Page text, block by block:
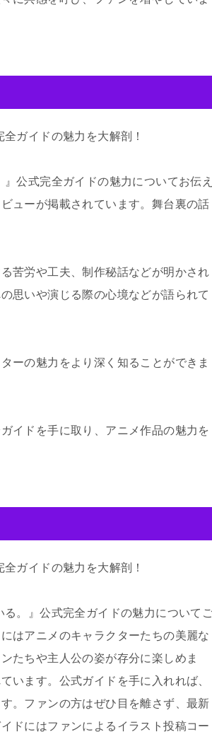
ガイドの魅力を大解剖！
公式完全ガイドの魅力についてお伝
ューが掲載されています。舞台裏の話
苦労や工夫、制作秘話などが明かされ
思いや演じる際の心境などが語られて
ーの魅力をより深く知ることができま
イドを手に取り、アニメ作品の魅力を
ガイドの魅力を大解剖！
。』公式完全ガイドの魅力について
はアニメのキャラクターたちの美麗な
たちや主人公の姿が存分に楽しめま
います。公式ガイドを手に入れれば、
。ファンの方はぜひ目を離さず、最新
ドにはファンによるイラスト投稿コー